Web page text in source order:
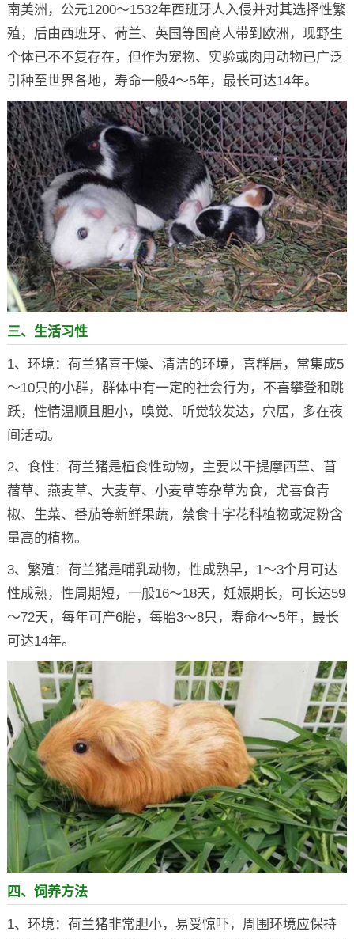
南美洲，公元1200～1532年西班牙人入侵并对其选择性繁
殖，后由西班牙、荷兰、英国等国商人带到欧洲，现野生
个体已不不复存在，但作为宠物、实验或肉用动物已广泛
引种至世界各地，寿命一般4～5年，最长可达14年。
三、生活习性
1、环境：荷兰猪喜干燥、清洁的环境，喜群居，常集成5
～10只的小群，群体中有一定的社会行为，不喜攀登和跳
跃，性情温顺且胆小，嗅觉、听觉较发达，穴居，多在夜
间活动。
2、食性：荷兰猪是植食性动物，主要以干提摩西草、苜
蓿草、燕麦草、大麦草、小麦草等杂草为食，尤喜食青
椒、生菜、番茄等新鲜果蔬，禁食十字花科植物或淀粉含
量高的植物。
3、繁殖：荷兰猪是哺乳动物，性成熟早，1～3个月可达
性成熟，性周期短，一般16～18天，妊娠期长，可长达59
～72天，每年可产6胎，每胎3～8只，寿命4～5年，最长
可达14年。
四、饲养方法
1、环境：荷兰猪非常胆小，易受惊吓，周围环境应保持